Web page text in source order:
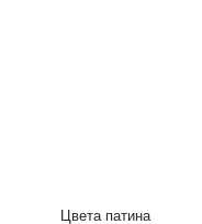
Цвета патина